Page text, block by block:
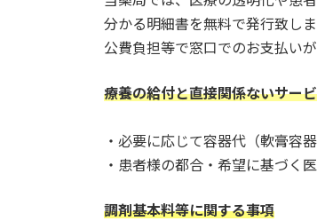
分かる明細書を無料で発行致しま
公費負担等で窓口でのお支払い
療養の給付と直接関係ないサー
・必要に応じて容器代（軟膏容
・患者様の都合・希望に基づく
調剤基本料等に関する事項